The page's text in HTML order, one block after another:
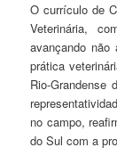
O currículo de
Veterinária,
avançando não
prática
Rio-Grandense
no campo,
do Sul com a